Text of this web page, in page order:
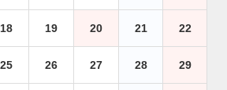
18 19 20 21 22
25 26 27 28 29